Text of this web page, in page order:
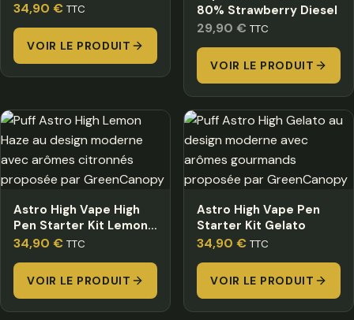
34,90 € TTC
VOIR LE PRODUIT
80% Strawberry Diesel
29,90 € TTC
VOIR LE PRODUIT
Astro High Vape High
Pen Starter Kit Lemon
Haze
34,90 € TTC
VOIR LE PRODUIT
Astro High Vape Pen
Starter Kit Gelato
34,90 € TTC
VOIR LE PRODUIT